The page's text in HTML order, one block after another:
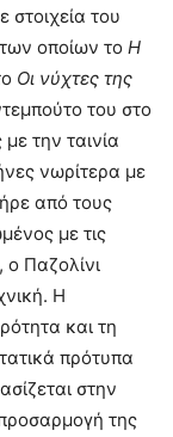
στοιχεία του
οποίων το Η
Οι νύχτες της
του στο
την ταινία
νωρίτερα με
από τους
με τις
ο Παζολίνι
Η
και τη
πρότυπα
στην
της